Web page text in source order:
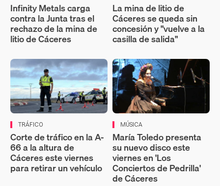
Infinity Metals carga
contra la Junta tras el
rechazo de la mina de
litio de Cáceres
La mina de litio de
Cáceres se queda sin
concesión y "vuelve a la
casilla de salida"
TRÁFICO
Corte de tráfico en la A-
66 a la altura de
Cáceres este viernes
para retirar un vehículo
MÚSICA
María Toledo presenta
su nuevo disco este
viernes en 'Los
Conciertos de Pedrilla'
de Cáceres